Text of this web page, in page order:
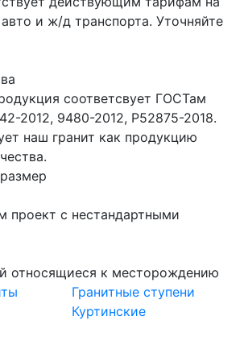
и ж/д транспорта. Уточняйте
соответсвует ГОСТам
2012, 9480-2012, Р52875-2018.
наш гранит как продукцию
проект с нестандартными
относящиеся к месторождению
Гранитные ступени
Куртинские